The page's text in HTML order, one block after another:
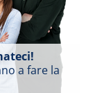
a fare la